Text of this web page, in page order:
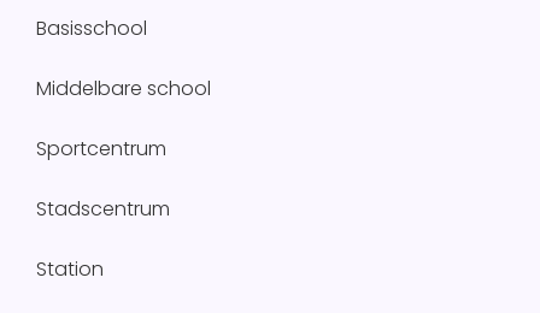
Basisschool
Middelbare school
Sportcentrum
Stadscentrum
Station